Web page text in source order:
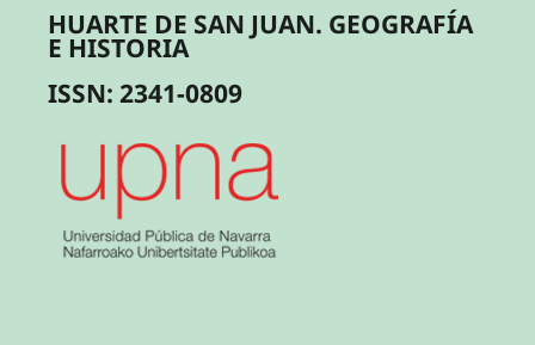
HUARTE DE SAN JUAN. GEOGRAFÍA
E HISTORIA
ISSN: 2341-0809